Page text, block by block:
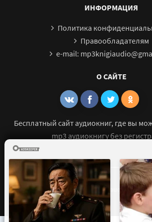
ИНФОРМАЦИЯ
Политика
Правообладателям
e-mail:
О САЙТЕ
Бесплатный сайт аудиокниг, где вы
mp3 аудиокнигу без
© 2021 - 2026 mp3-knigi-audio.com